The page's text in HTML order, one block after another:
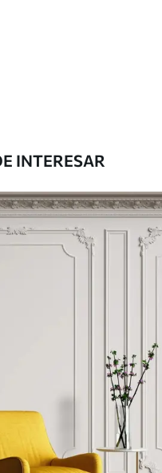
INTERESAR